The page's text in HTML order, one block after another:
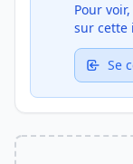
Pour
sur cette
Se